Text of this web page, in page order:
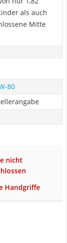
als auch
Mitte
80
nicht
Handgriffe